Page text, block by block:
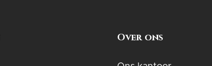
Over ons